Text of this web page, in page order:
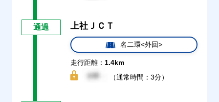
通過 上社ＪＣＴ
名二環<外回>
走行距離： 1.4km
（通常時間：3分）